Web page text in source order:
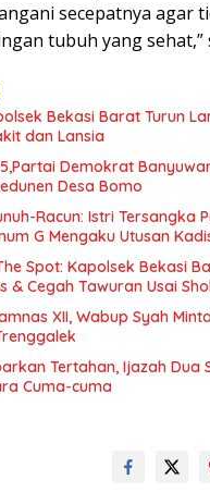
secepatnya agar
tubuh yang sehat,”
Bekasi Barat Turun
dan Lansia
Demokrat
Desa Bomo
Racun: Istri Tersangka
G Mengaku Utusan
Spot: Kapolsek Bekasi
& Cegah Tawuran Usai
XII, Wabup Syah
Tertahan, Ijazah Dua
Cuma-cuma